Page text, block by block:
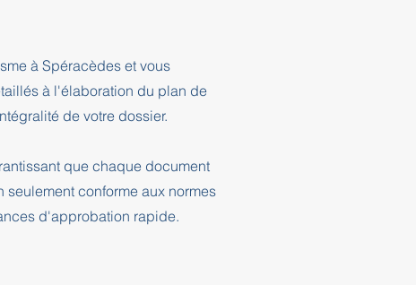
à Spéracèdes et vous
à l'élaboration du plan de
de votre dossier.
que chaque document
conforme aux normes
d'approbation rapide.